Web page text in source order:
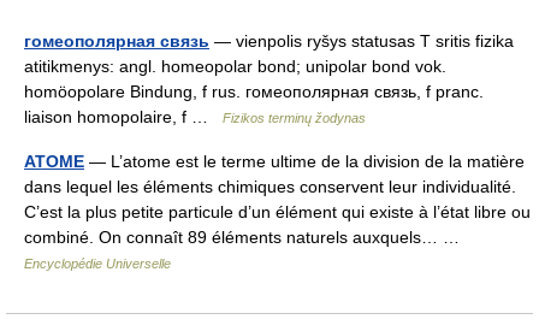
гомеополярная связь — vienpolis ryšys statusas T sritis fizika
atitikmenys: angl. homeopolar bond; unipolar bond vok.
homöopolare Bindung, f rus. гомеополярная связь, f pranc.
liaison homopolaire, f …
Fizikos terminų žodynas
ATOME — L’atome est le terme ultime de la division de la matière
dans lequel les éléments chimiques conservent leur individualité.
C’est la plus petite particule d’un élément qui existe à l’état libre ou
combiné. On connaît 89 éléments naturels auxquels… …
Encyclopédie Universelle